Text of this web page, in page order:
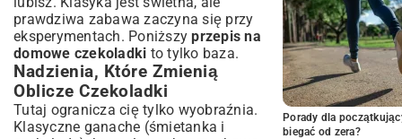
prawdziwa zabawa zaczyna się przy
eksperymentach. Poniższyprzepis na
domowe czekoladki to tylko baza.
Nadzienia, Które Zmienią
Oblicze Czekoladki
Tutaj ogranicza cię tylko wyobraźnia.
Klasyczne ganache (śmietanka i
Porady dla
biegać od zera?